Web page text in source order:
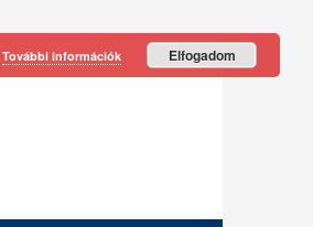
További információk Elfogadom